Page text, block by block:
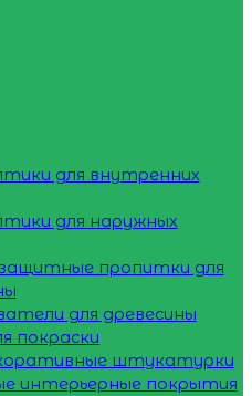
для внутренних
для наружных
пропитки для
для древесины
покраски
штукатурки
интерьерные покрытия